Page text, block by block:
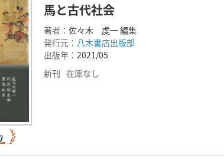
馬と古代社会
著者： 佐々木 虔一 編集
発行元： 八木書店出版部
出版年： 2021/05
新刊 在庫なし